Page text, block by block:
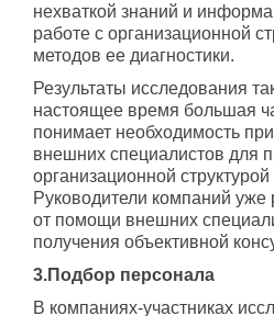
нехваткой знаний и
работе с организационной
методов ее диагностики.
Результаты исследования
настоящее время большая
понимает необходимость
внешних специалистов для
организационной
Руководители компаний уже
от помощи внешних
получения объективной
3.Подбор персонала
В компаниях-участниках